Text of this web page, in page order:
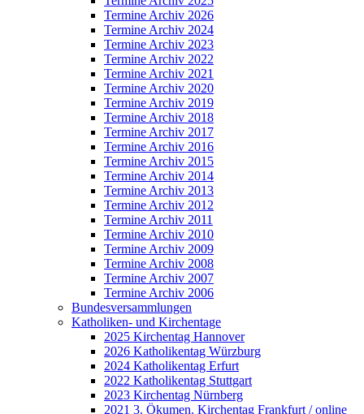
Termine Archiv 2026
Termine Archiv 2024
Termine Archiv 2023
Termine Archiv 2022
Termine Archiv 2021
Termine Archiv 2020
Termine Archiv 2019
Termine Archiv 2018
Termine Archiv 2017
Termine Archiv 2016
Termine Archiv 2015
Termine Archiv 2014
Termine Archiv 2013
Termine Archiv 2012
Termine Archiv 2011
Termine Archiv 2010
Termine Archiv 2009
Termine Archiv 2008
Termine Archiv 2007
Termine Archiv 2006
Bundesversammlungen
Katholiken- und Kirchentage
2025 Kirchentag Hannover
2026 Katholikentag Würzburg
2024 Katholikentag Erfurt
2022 Katholikentag Stuttgart
2023 Kirchentag Nürnberg
2021 3. Ökumen. Kirchentag Frankfurt / online